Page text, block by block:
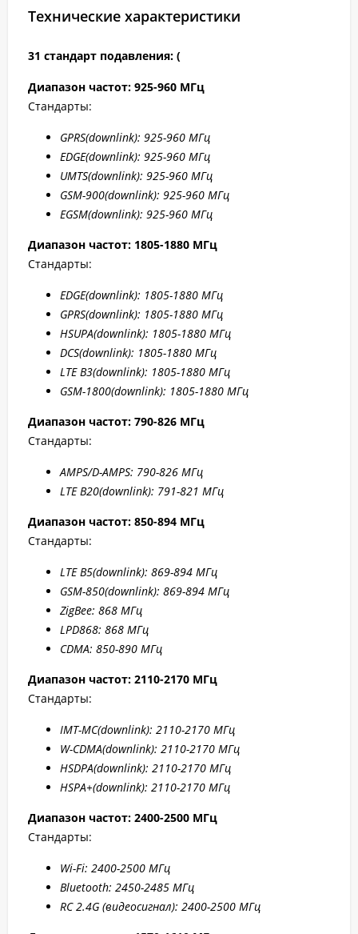
Технические характеристики
31 стандарт подавления: (
Диапазон частот: 925-960 МГц
Стандарты:
GPRS(downlink): 925-960 МГц
EDGE(downlink): 925-960 МГц
UMTS(downlink): 925-960 МГц
GSM-900(downlink): 925-960 МГц
EGSM(downlink): 925-960 МГц
Диапазон частот: 1805-1880 МГц
Стандарты:
EDGE(downlink): 1805-1880 МГц
GPRS(downlink): 1805-1880 МГц
HSUPA(downlink): 1805-1880 МГц
DCS(downlink): 1805-1880 МГц
LTE B3(downlink): 1805-1880 МГц
GSM-1800(downlink): 1805-1880 МГц
Диапазон частот: 790-826 МГц
Стандарты:
AMPS/D-AMPS: 790-826 МГц
LTE B20(downlink): 791-821 МГц
Диапазон частот: 850-894 МГц
Стандарты:
LTE B5(downlink): 869-894 МГц
GSM-850(downlink): 869-894 МГц
ZigBee: 868 МГц
LPD868: 868 МГц
CDMA: 850-890 МГц
Диапазон частот: 2110-2170 МГц
Стандарты:
IMT-MC(downlink): 2110-2170 МГц
W-CDMA(downlink): 2110-2170 МГц
HSDPA(downlink): 2110-2170 МГц
HSPA+(downlink): 2110-2170 МГц
Диапазон частот: 2400-2500 МГц
Стандарты:
Wi-Fi: 2400-2500 МГц
Bluetooth: 2450-2485 МГц
RC 2.4G (видеосигнал): 2400-2500 МГц